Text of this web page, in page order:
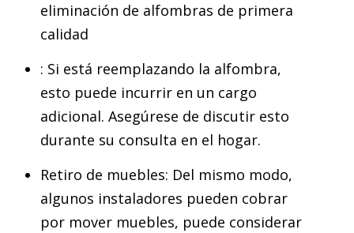
eliminación de alfombras de primera
calidad
: Si está reemplazando la alfombra,
esto puede incurrir en un cargo
adicional. Asegúrese de discutir esto
durante su consulta en el hogar.
Retiro de muebles: Del mismo modo,
algunos instaladores pueden cobrar
por mover muebles, puede considerar